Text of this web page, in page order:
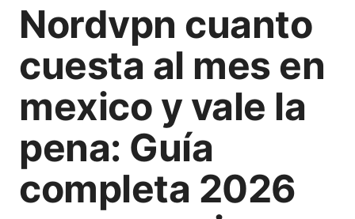
Nordvpn cuanto
cuesta al mes en
mexico y vale la
pena: Guía
completa 2026